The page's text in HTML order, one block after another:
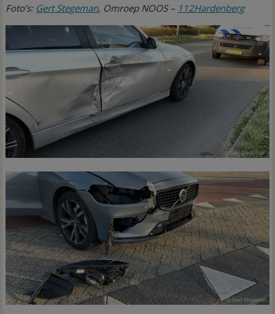
Foto’s: Gert Stegeman, Omroep NOOS – 112Hardenberg